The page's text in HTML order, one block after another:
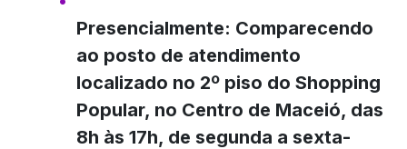
Presencialmente: Comparecendo
ao posto de atendimento
localizado no 2º piso do Shopping
Popular, no Centro de Maceió, das
8h às 17h, de segunda a sexta-